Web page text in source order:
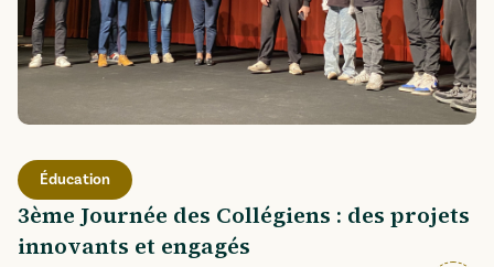
Éducation
3ème Journée des Collégiens : des projets
innovants et engagés